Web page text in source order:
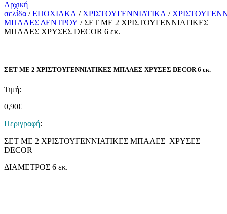
Αρχική
σελίδα /ΕΠΟΧΙΑΚΑ / ΧΡΙΣΤΟΥΓΕΝΝΙΑΤΙΚΑ /
ΜΠΑΛΕΣ ΔΕΝΤΡΟΥ / ΣΕΤ ΜΕ 2 ΧΡΙΣΤΟΥΓΕΝΝΙΑΤΙΚΕΣ
ΜΠΑΛΕΣ ΧΡΥΣΕΣ DΕCOR 6 εκ.
ΣΕΤ ΜΕ 2 ΧΡΙΣΤΟΥΓΕΝΝΙΑΤΙΚΕΣ ΜΠΑΛΕΣ ΧΡΥΣΕΣ DΕCOR 6 εκ.
Τιμή:
0,90€
Περιγραφή:
ΣΕΤ ΜΕ 2 ΧΡΙΣΤΟΥΓΕΝΝΙΑΤΙΚΕΣ ΜΠΑΛΕΣ ΧΡΥΣΕΣ
DΕCOR
ΔΙΑΜΕΤΡΟΣ 6 εκ.